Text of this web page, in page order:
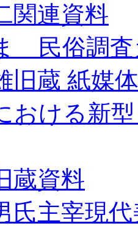
関連資料
民俗調査
旧蔵 紙媒
おける新
蔵資料
氏主宰現